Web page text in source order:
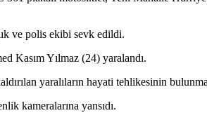
ve polis ekibi sevk edildi.
Kasım Yılmaz (24) yaralandı.
yaralıların hayati tehlikesinin
kameralarına yansıdı.